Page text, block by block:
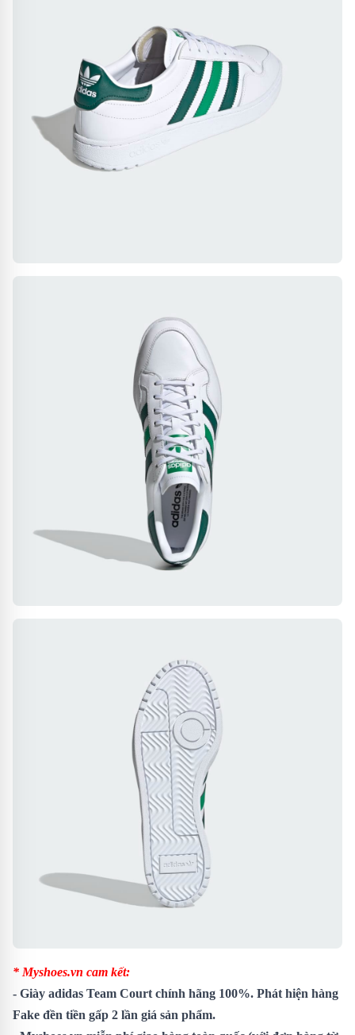
* Myshoes.vn cam kết:
- Giày adidas Team Court chính hãng 100%. Phát hiện hàng
Fake đền tiền gấp 2 lần giá sản phẩm.